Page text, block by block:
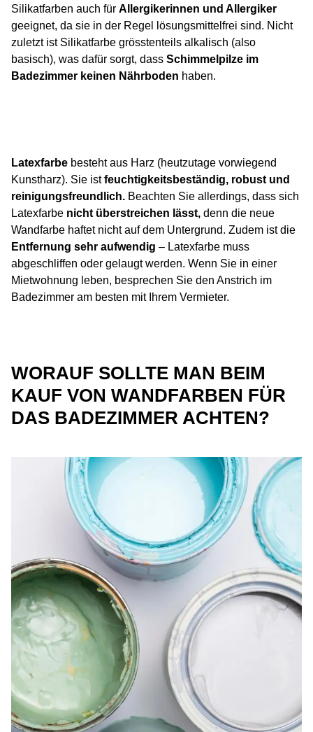
Silikatfarben auch für Allergikerinnen und Allergiker
geeignet, da sie in der Regel lösungsmittelfrei sind. Nicht
zuletzt ist Silikatfarbe grösstenteils alkalisch (also
basisch), was dafür sorgt, dass Schimmelpilze im
Badezimmer keinen Nährboden haben.
Latexfarbe besteht aus Harz (heutzutage vorwiegend
Kunstharz). Sie istfeuchtigkeitsbeständig, robust und
reinigungsfreundlich. Beachten Sie allerdings, dass sich
Latexfarbe nicht überstreichen lässt, denn die neue
Wandfarbe haftet nicht auf dem Untergrund. Zudem ist die
Entfernung sehr aufwendig – Latexfarbe muss
abgeschliffen oder gelaugt werden. Wenn Sie in einer
Mietwohnung leben, besprechen Sie den Anstrich im
Badezimmer am besten mit Ihrem Vermieter.
WORAUF SOLLTE MAN BEIM
KAUF VON WANDFARBEN FÜR
DAS BADEZIMMER ACHTEN?